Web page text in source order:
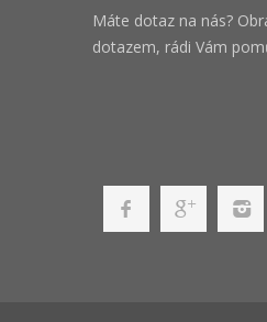
Máte dotaz na nás?
dotazem, rádi Vám